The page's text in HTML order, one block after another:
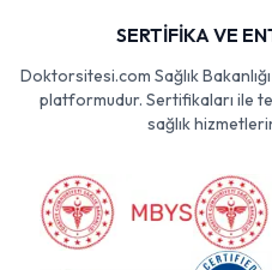
SERTİFİKA VE
Doktorsitesi.com Sağlık
platformudur. Sertifikaları ile
sağlık